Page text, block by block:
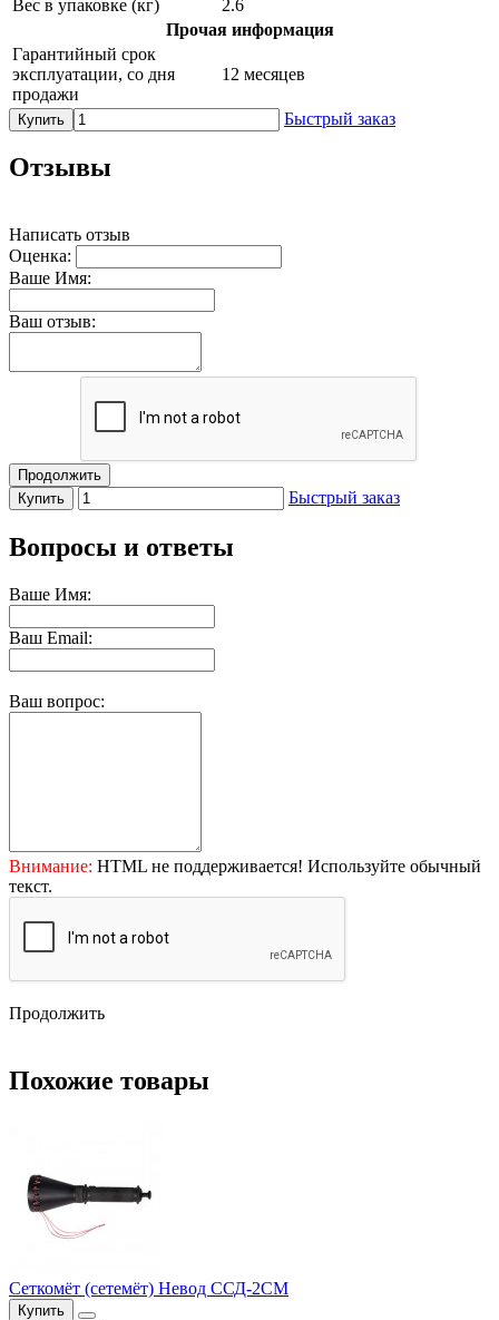
Вес в упаковке (кг)
2.6
Прочая информация
Гарантийный срок
эксплуатации, со дня
продажи
12 месяцев
Купить Быстрый заказ
Отзывы
Написать отзыв
Оценка:
Ваше Имя:
Ваш отзыв:
Продолжить
Купить
Быстрый заказ
Вопросы и ответы
Ваше Имя:
Ваш Email:
Ваш вопрос:
Внимание: HTML не поддерживается! Используйте обычный
текст.
Продолжить
Похожие товары
Сеткомёт (сетемёт) Невод ССД-2СМ
Купить